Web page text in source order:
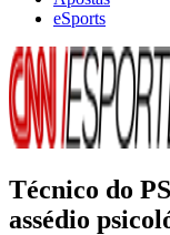
eSports
Técnico do
assédio